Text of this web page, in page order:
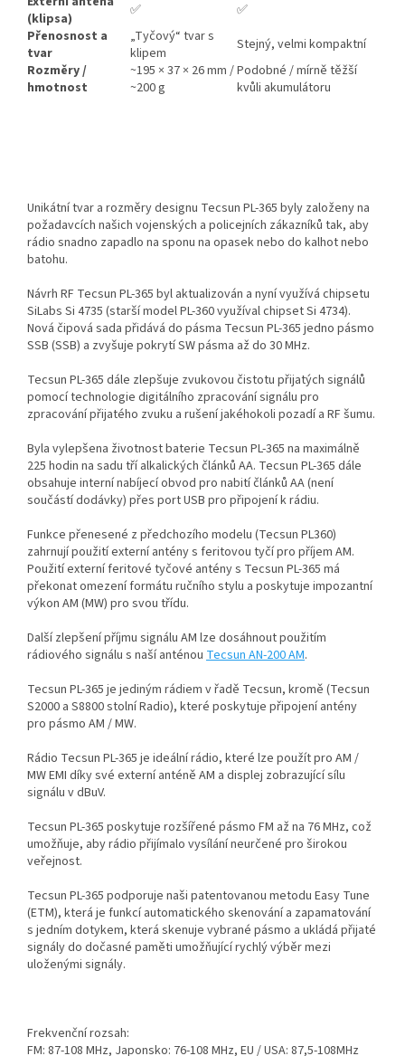
(klipsa)
✅
✅
Přenosnost a
tvar
„Tyčový“ tvar s
klipem
Stejný, velmi kompaktní
Rozměry /
hmotnost
~195 × 37 × 26 mm /
~200 g
Podobné / mírně těžší
kvůli akumulátoru
Unikátní tvar a rozměry designu Tecsun PL-365 byly založeny na
požadavcích našich vojenských a policejních zákazníků tak, aby
rádio snadno zapadlo na sponu na opasek nebo do kalhot nebo
batohu.
Návrh RF Tecsun PL-365 byl aktualizován a nyní využívá chipsetu
SiLabs Si 4735 (starší model PL-360 využíval chipset Si 4734).
Nová čipová sada přidává do pásma Tecsun PL-365 jedno pásmo
SSB (SSB) a zvyšuje pokrytí SW pásma až do 30 MHz.
Tecsun PL-365 dále zlepšuje zvukovou čistotu přijatých signálů
pomocí technologie digitálního zpracování signálu pro
zpracování přijatého zvuku a rušení jakéhokoli pozadí a RF šumu.
Byla vylepšena životnost baterie Tecsun PL-365 na maximálně
225 hodin na sadu tří alkalických článků AA. Tecsun PL-365 dále
obsahuje interní nabíjecí obvod pro nabití článků AA (není
součástí dodávky) přes port USB pro připojení k rádiu.
Funkce přenesené z předchozího modelu (Tecsun PL360)
zahrnují použití externí antény s feritovou tyčí pro příjem AM.
Použití externí feritové tyčové antény s Tecsun PL-365 má
překonat omezení formátu ručního stylu a poskytuje impozantní
výkon AM (MW) pro svou třídu.
Další zlepšení příjmu signálu AM lze dosáhnout použitím
rádiového signálu s naší anténou Tecsun AN-200 AM.
Tecsun PL-365 je jediným rádiem v řadě Tecsun, kromě (Tecsun
S2000 a S8800 stolní Radio), které poskytuje připojení antény
pro pásmo AM / MW.
Rádio Tecsun PL-365 je ideální rádio, které lze použít pro AM /
MW EMI díky své externí anténě AM a displej zobrazující sílu
signálu v dBuV.
Tecsun PL-365 poskytuje rozšířené pásmo FM až na 76 MHz, což
umožňuje, aby rádio přijímalo vysílání neurčené pro širokou
veřejnost.
Tecsun PL-365 podporuje naši patentovanou metodu Easy Tune
(ETM), která je funkcí automatického skenování a zapamatování
s jedním dotykem, která skenuje vybrané pásmo a ukládá přijaté
signály do dočasné paměti umožňující rychlý výběr mezi
uloženými signály.
Frekvenční rozsah:
FM: 87-108 MHz, Japonsko: 76-108 MHz, EU / USA: 87,5-108MHz